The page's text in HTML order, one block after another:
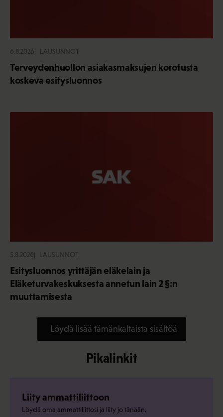
6.8.2026 LAUSUNNOT
Terveydenhuollon asiakasmaksujen korotusta
koskeva esitysluonnos
5.8.2026 LAUSUNNOT
Esitysluonnos yrittäjän eläkelain ja
Eläketurvakeskuksesta annetun lain 2 §:n
muuttamisesta
Löydä lisää tämänkaltaista sisältöä
Pikalinkit
Liity ammattiliittoon
Löydä oma ammattiliittosi ja liity jo tänään.